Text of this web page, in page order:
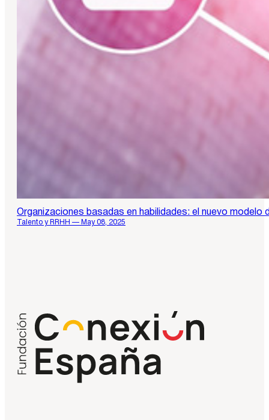
Organizaciones basadas en habilidades: el nuevo modelo
Talento y RRHH — May 08, 2025